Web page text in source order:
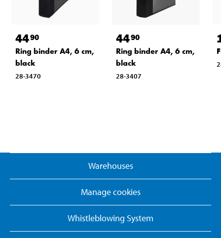
4490
Ring binder A4, 6 cm,
black
28-3470
4490
Ring binder A4, 6 cm,
black
28-3407
Warehouses
Manage cookies
Whistleblowing System